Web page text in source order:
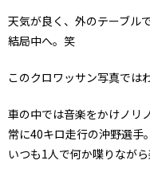
天気が良く、外のテーブル
結局中へ。笑
このクロワッサン写真では
車の中では音楽をかけノリ
常に40キロ走行の沖野選手
いつも1人で何か喋りなが